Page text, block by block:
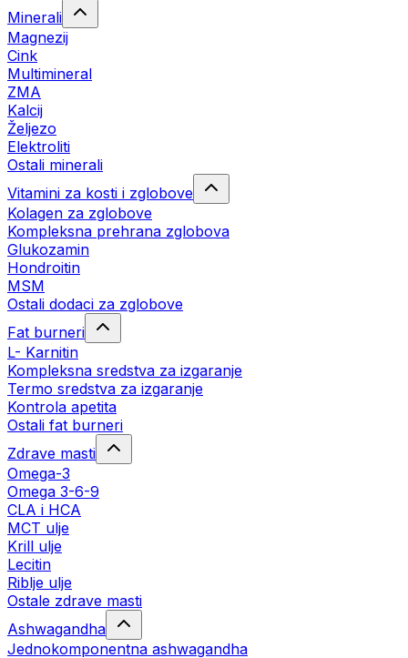
Minerali
Magnezij
Cink
Multimineral
ZMA
Kalcij
Željezo
Elektroliti
Ostali minerali
Vitamini za kosti i zglobove
Kolagen za zglobove
Kompleksna prehrana zglobova
Glukozamin
Hondroitin
MSM
Ostali dodaci za zglobove
Fat burneri
L- Karnitin
Kompleksna sredstva za izgaranje
Termo sredstva za izgaranje
Kontrola apetita
Ostali fat burneri
Zdrave masti
Omega-3
Omega 3-6-9
CLA i HCA
MCT ulje
Krill ulje
Lecitin
Riblje ulje
Ostale zdrave masti
Ashwagandha
Jednokomponentna ashwagandha